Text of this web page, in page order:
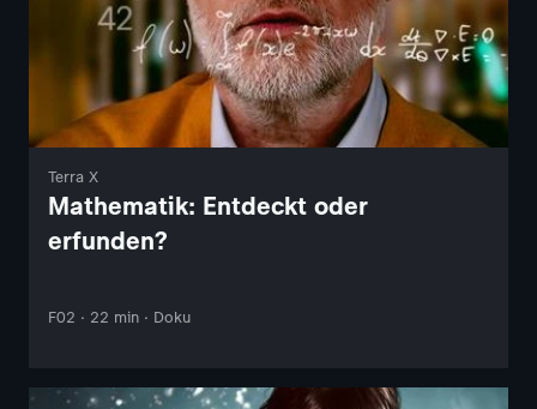
Terra X
Mathematik: Entdeckt oder
erfunden?
F02 · 22 min · Doku